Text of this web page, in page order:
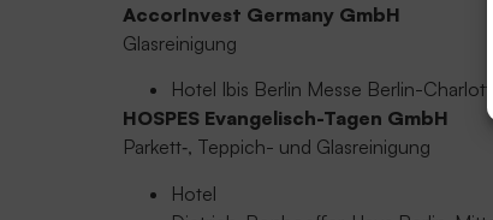
AccorInvest Germany GmbH
Glasreinigung
Hotel Ibis Berlin Messe Berlin-
HOSPES Evangelisch-Tagen GmbH
Parkett‑, Teppich- und Glasreinigung
Hotel